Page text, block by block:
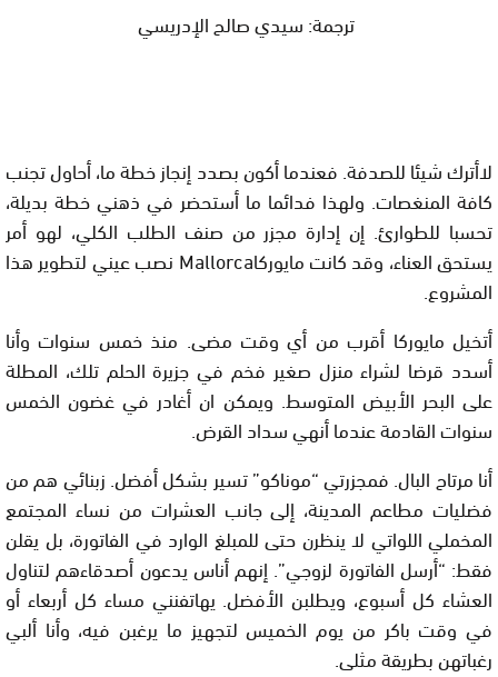
ترجمة: سيدي صالح الإدريسي
لاأترك شيئا للصدفة. فعندما أكون بصدد إنجاز خطة ما، أحاول تجنب
كافة المنغصات. ولهذا فدائما ما أستحضر في ذهني خطة بديلة،
تحسبا للطوارئ. إن إدارة مجزر من صنف الطلب الكلي، لهو أمر
يستحق العناء، وقد كانت مايوركاMallorca نصب عيني لتطوير هذا
المشروع.
أتخيل مايوركا أقرب من أي وقت مضى. منذ خمس سنوات وأنا
أسدد قرضا لشراء منزل صغير فخم في جزيرة الحلم تلك، المطلة
على البحر الأبيض المتوسط. ويمكن ان أغادر في غضون الخمس
سنوات القادمة عندما أنهي سداد القرض.
أنا مرتاح البال. فمجزرتي “موناكو” تسير بشكل أفضل. زبنائي هم من
فضليات مطاعم المدينة، إلى جانب العشرات من نساء المجتمع
المخملي اللواتي لا ينظرن حتى للمبلغ الوارد في الفاتورة، بل يقلن
فقط: “أرسل الفاتورة لزوجي”. إنهم أناس يدعون أصدقاءهم لتناول
العشاء كل أسبوع، ويطلبن الأفضل. يهاتفنني مساء كل أربعاء أو
في وقت باكر من يوم الخميس لتجهيز ما يرغبن فيه، وأنا ألبي
رغباتهن بطريقة مثلى.